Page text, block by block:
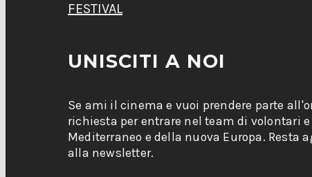
UNISCITI A NOI
Se ami il cinema e vuoi prendere parte
richiesta per entrare nel team di volontari
Mediterraneo e della nuova Europa.
alla newsletter.